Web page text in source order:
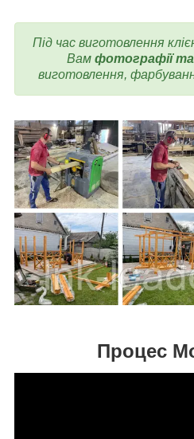
Під час виготовлення
Вам фотографії та
виготовлення,
Процес